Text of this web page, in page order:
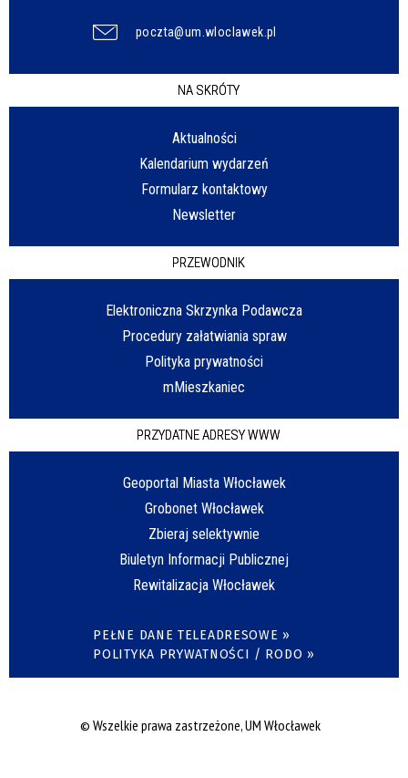
poczta@um.wloclawek.pl
NA SKRÓTY
Aktualności
Kalendarium wydarzeń
Formularz kontaktowy
Newsletter
PRZEWODNIK
Elektroniczna Skrzynka Podawcza
Procedury załatwiania spraw
Polityka prywatności
mMieszkaniec
PRZYDATNE ADRESY WWW
Geoportal Miasta Włocławek
Grobonet Włocławek
Zbieraj selektywnie
Biuletyn Informacji Publicznej
Rewitalizacja Włocławek
PEŁNE DANE TELEADRESOWE »
POLITYKA PRYWATNOŚCI / RODO »
© Wszelkie prawa zastrzeżone, UM Włocławek